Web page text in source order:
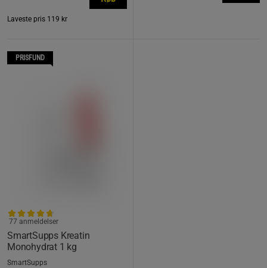
Laveste pris 119 kr
PRISFUND
SmartSupps Kreatin
Monohydrat 1 kg
77 anmeldelser
SmartSupps